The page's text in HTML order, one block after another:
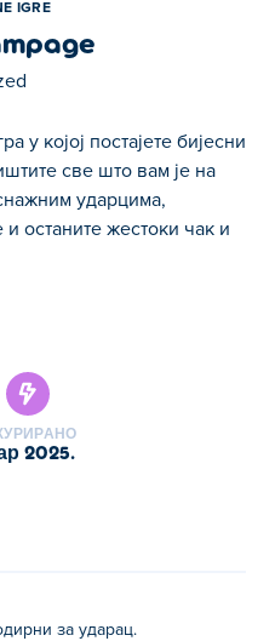
IGRE
у којој постајете бијесни
све што вам је на
ударцима,
останите жестоки чак и
ударцима,
останите жестоки чак и
одозго. Направите пустош,
бисте погодили.
2025.
за ударац.